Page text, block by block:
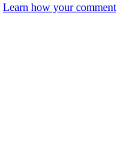
Learn how your comment